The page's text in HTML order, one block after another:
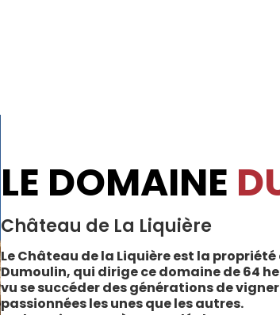
LE DOMAINE
Château de La Liquière
Le Château de la Liquière est la
Dumoulin, qui dirige ce domaine de 64
vu se succéder des générations de
passionnées les unes que les autres.